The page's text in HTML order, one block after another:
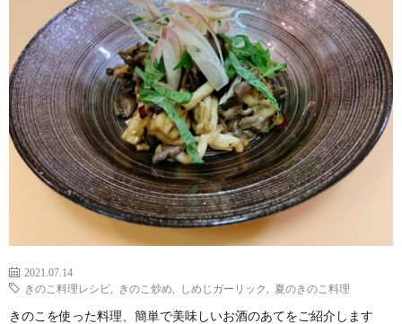
2021.07.14
きのこ料理レシピ
きのこ炒め しめじガーリック 夏のきのこ料理
きのこを使った料理、簡単で美味しいお酒のあてをご紹介します